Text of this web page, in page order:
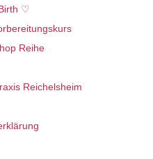
♡
Reihe
Reichelsheim